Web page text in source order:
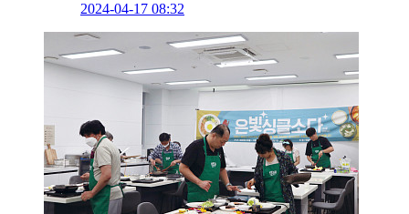
2024-04-17 08:32